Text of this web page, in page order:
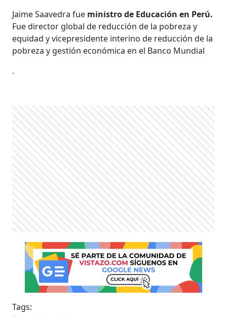
Jaime Saavedra fue ministro de Educación en Perú.
Fue director global de reducción de la pobreza y
equidad y vicepresidente interino de reducción de la
pobreza y gestión económica en el Banco Mundial
.
Tags: